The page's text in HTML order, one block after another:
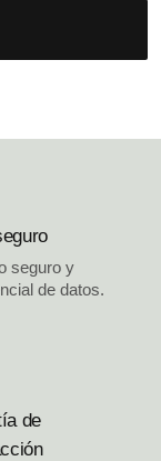
seguro y
de datos.
de